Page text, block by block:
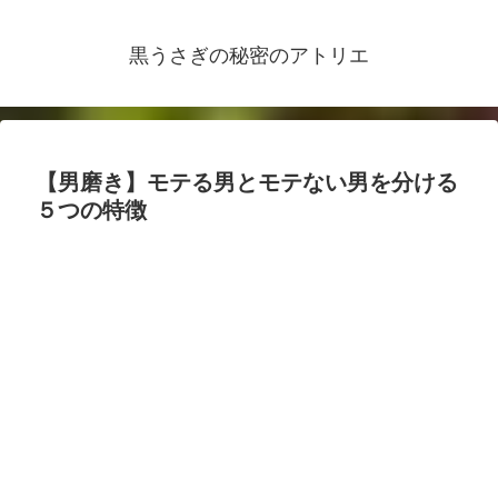
黒うさぎの秘密のアトリエ
【男磨き】モテる男とモテない男を分ける
５つの特徴